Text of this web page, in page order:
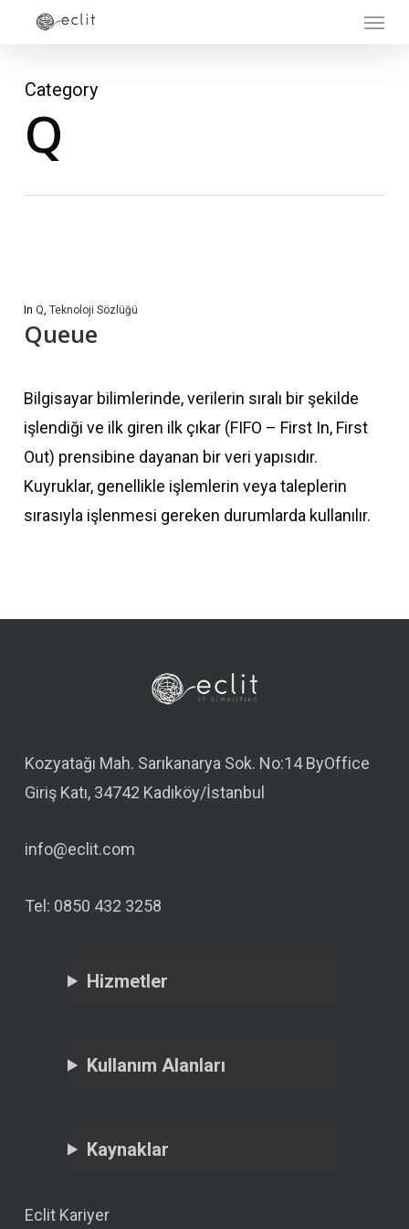
content
Category
Q
In Q, Teknoloji Sözlüğü
Queue
Bilgisayar bilimlerinde, verilerin sıralı bir şekilde
işlendiği ve ilk giren ilk çıkar (FIFO – First In, First
Out) prensibine dayanan bir veri yapısıdır.
Kuyruklar, genellikle işlemlerin veya taleplerin
sırasıyla işlenmesi gereken durumlarda kullanılır.
Kozyatağı Mah. Sarıkanarya Sok. No:14 ByOffice
Giriş Katı, 34742 Kadıköy/İstanbul
info@eclit.com
Tel: 0850 432 3258
Hizmetler
Kullanım Alanları
Kaynaklar
Eclit Kariyer